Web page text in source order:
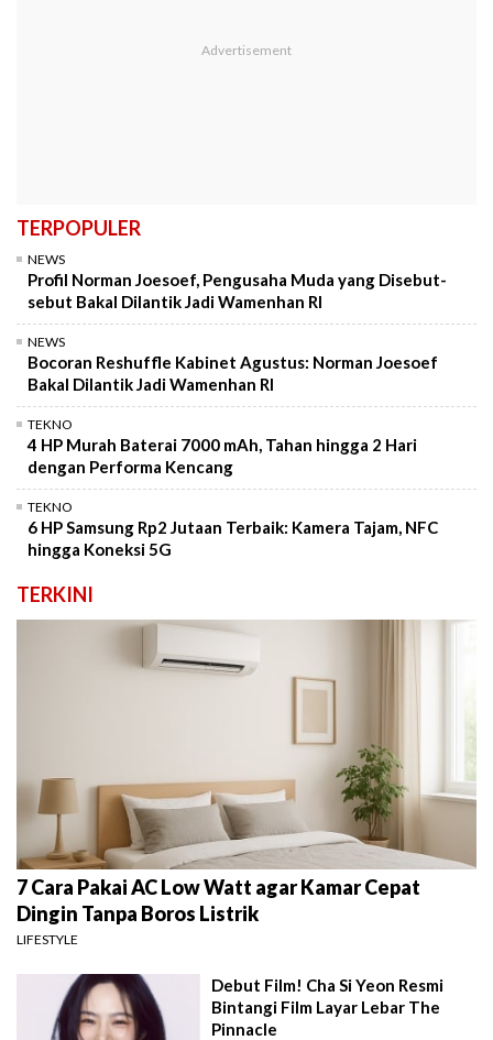
TERPOPULER
NEWS
Profil Norman Joesoef, Pengusaha Muda yang Disebut-
sebut Bakal Dilantik Jadi Wamenhan RI
NEWS
Bocoran Reshuffle Kabinet Agustus: Norman Joesoef
Bakal Dilantik Jadi Wamenhan RI
TEKNO
4 HP Murah Baterai 7000 mAh, Tahan hingga 2 Hari
dengan Performa Kencang
TEKNO
6 HP Samsung Rp2 Jutaan Terbaik: Kamera Tajam, NFC
hingga Koneksi 5G
TERKINI
7 Cara Pakai AC Low Watt agar Kamar Cepat
Dingin Tanpa Boros Listrik
LIFESTYLE
Debut Film! Cha Si Yeon Resmi
Bintangi Film Layar Lebar The
Pinnacle